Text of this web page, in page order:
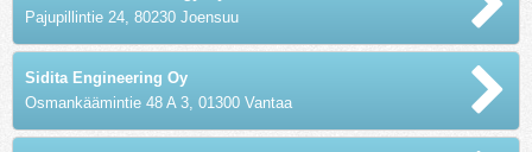
Pajupillintie 24, 80230 Joensuu
Sidita Engineering Oy
Osmankäämintie 48 A 3, 01300 Vantaa